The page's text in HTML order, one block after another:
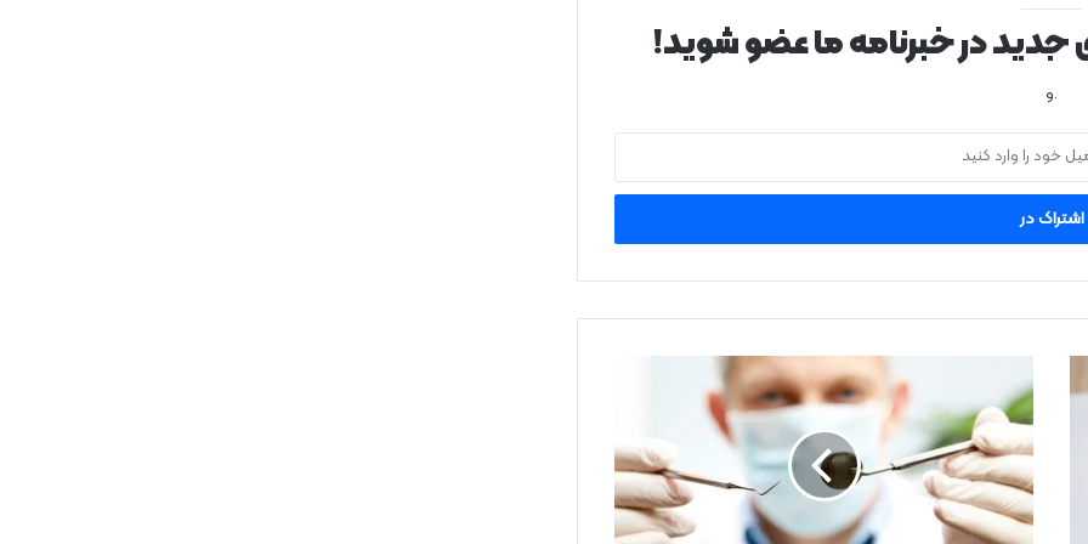
جدید در خبرنامه ما عضو شوید!
.و
د
م
ا
ت
د
ن